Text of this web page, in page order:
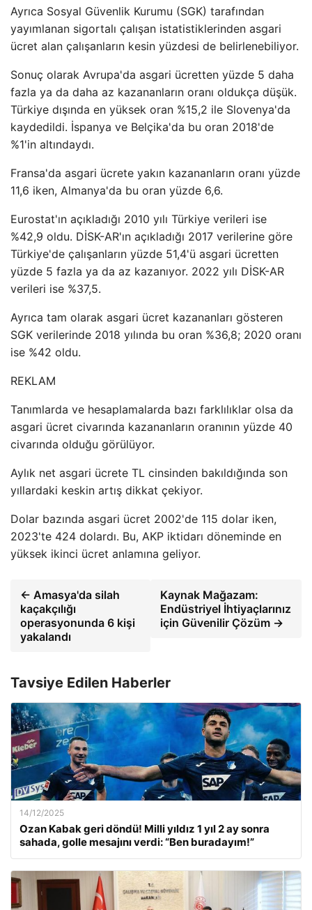
Ayrıca Sosyal Güvenlik Kurumu (SGK) tarafından
yayımlanan sigortalı çalışan istatistiklerinden asgari
ücret alan çalışanların kesin yüzdesi de belirlenebiliyor.
Sonuç olarak Avrupa'da asgari ücretten yüzde 5 daha
fazla ya da daha az kazananların oranı oldukça düşük.
Türkiye dışında en yüksek oran %15,2 ile Slovenya'da
kaydedildi. İspanya ve Belçika'da bu oran 2018'de
%1'in altındaydı.
Fransa'da asgari ücrete yakın kazananların oranı yüzde
11,6 iken, Almanya'da bu oran yüzde 6,6.
Eurostat'ın açıkladığı 2010 yılı Türkiye verileri ise
%42,9 oldu. DİSK-AR'ın açıkladığı 2017 verilerine göre
Türkiye'de çalışanların yüzde 51,4'ü asgari ücretten
yüzde 5 fazla ya da az kazanıyor. 2022 yılı DİSK-AR
verileri ise %37,5.
Ayrıca tam olarak asgari ücret kazananları gösteren
SGK verilerinde 2018 yılında bu oran %36,8; 2020 oranı
ise %42 oldu.
REKLAM
Tanımlarda ve hesaplamalarda bazı farklılıklar olsa da
asgari ücret civarında kazananların oranının yüzde 40
civarında olduğu görülüyor.
Aylık net asgari ücrete TL cinsinden bakıldığında son
yıllardaki keskin artış dikkat çekiyor.
Dolar bazında asgari ücret 2002'de 115 dolar iken,
2023'te 424 dolardı. Bu, AKP iktidarı döneminde en
yüksek ikinci ücret anlamına geliyor.
← Amasya'da silah
kaçakçılığı
operasyonunda 6 kişi
yakalandı
Kaynak Mağazam:
Endüstriyel İhtiyaçlarınız
için Güvenilir Çözüm →
Tavsiye Edilen Haberler
14/12/2025
Ozan Kabak geri döndü! Milli yıldız 1 yıl 2 ay sonra
sahada, golle mesajını verdi: “Ben buradayım!”